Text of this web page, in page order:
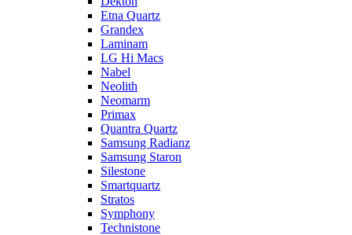
Etna Quartz
Grandex
Laminam
LG Hi Macs
Nabel
Neolith
Neomarm
Primax
Quantra Quartz
Samsung Radianz
Samsung Staron
Silestone
Smartquartz
Stratos
Symphony
Technistone